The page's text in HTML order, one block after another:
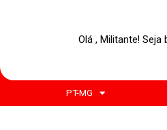
Olá , Militante! Seja
PT-MG